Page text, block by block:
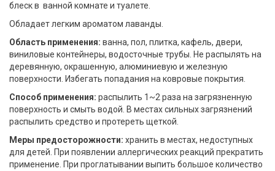
блеск в ванной комнате и туалете.
Обладает легким ароматом лаванды.
Область применения: ванна, пол, плитка, кафель, двери,
виниловые контейнеры, водосточные трубы. Не распылять на
деревянную, окрашенную, алюминиевую и железную
поверхности. Избегать попадания на ковровые покрытия.
Способ применения: распылить 1~2 раза на загрязненную
поверхность и смыть водой. В местах сильных загрязнений
распылить средство и протереть щеткой.
Меры предосторожности: хранить в местах, недоступных
для детей. При появлении аллергических реакций прекратить
применение. При проглатывании выпить большое количество